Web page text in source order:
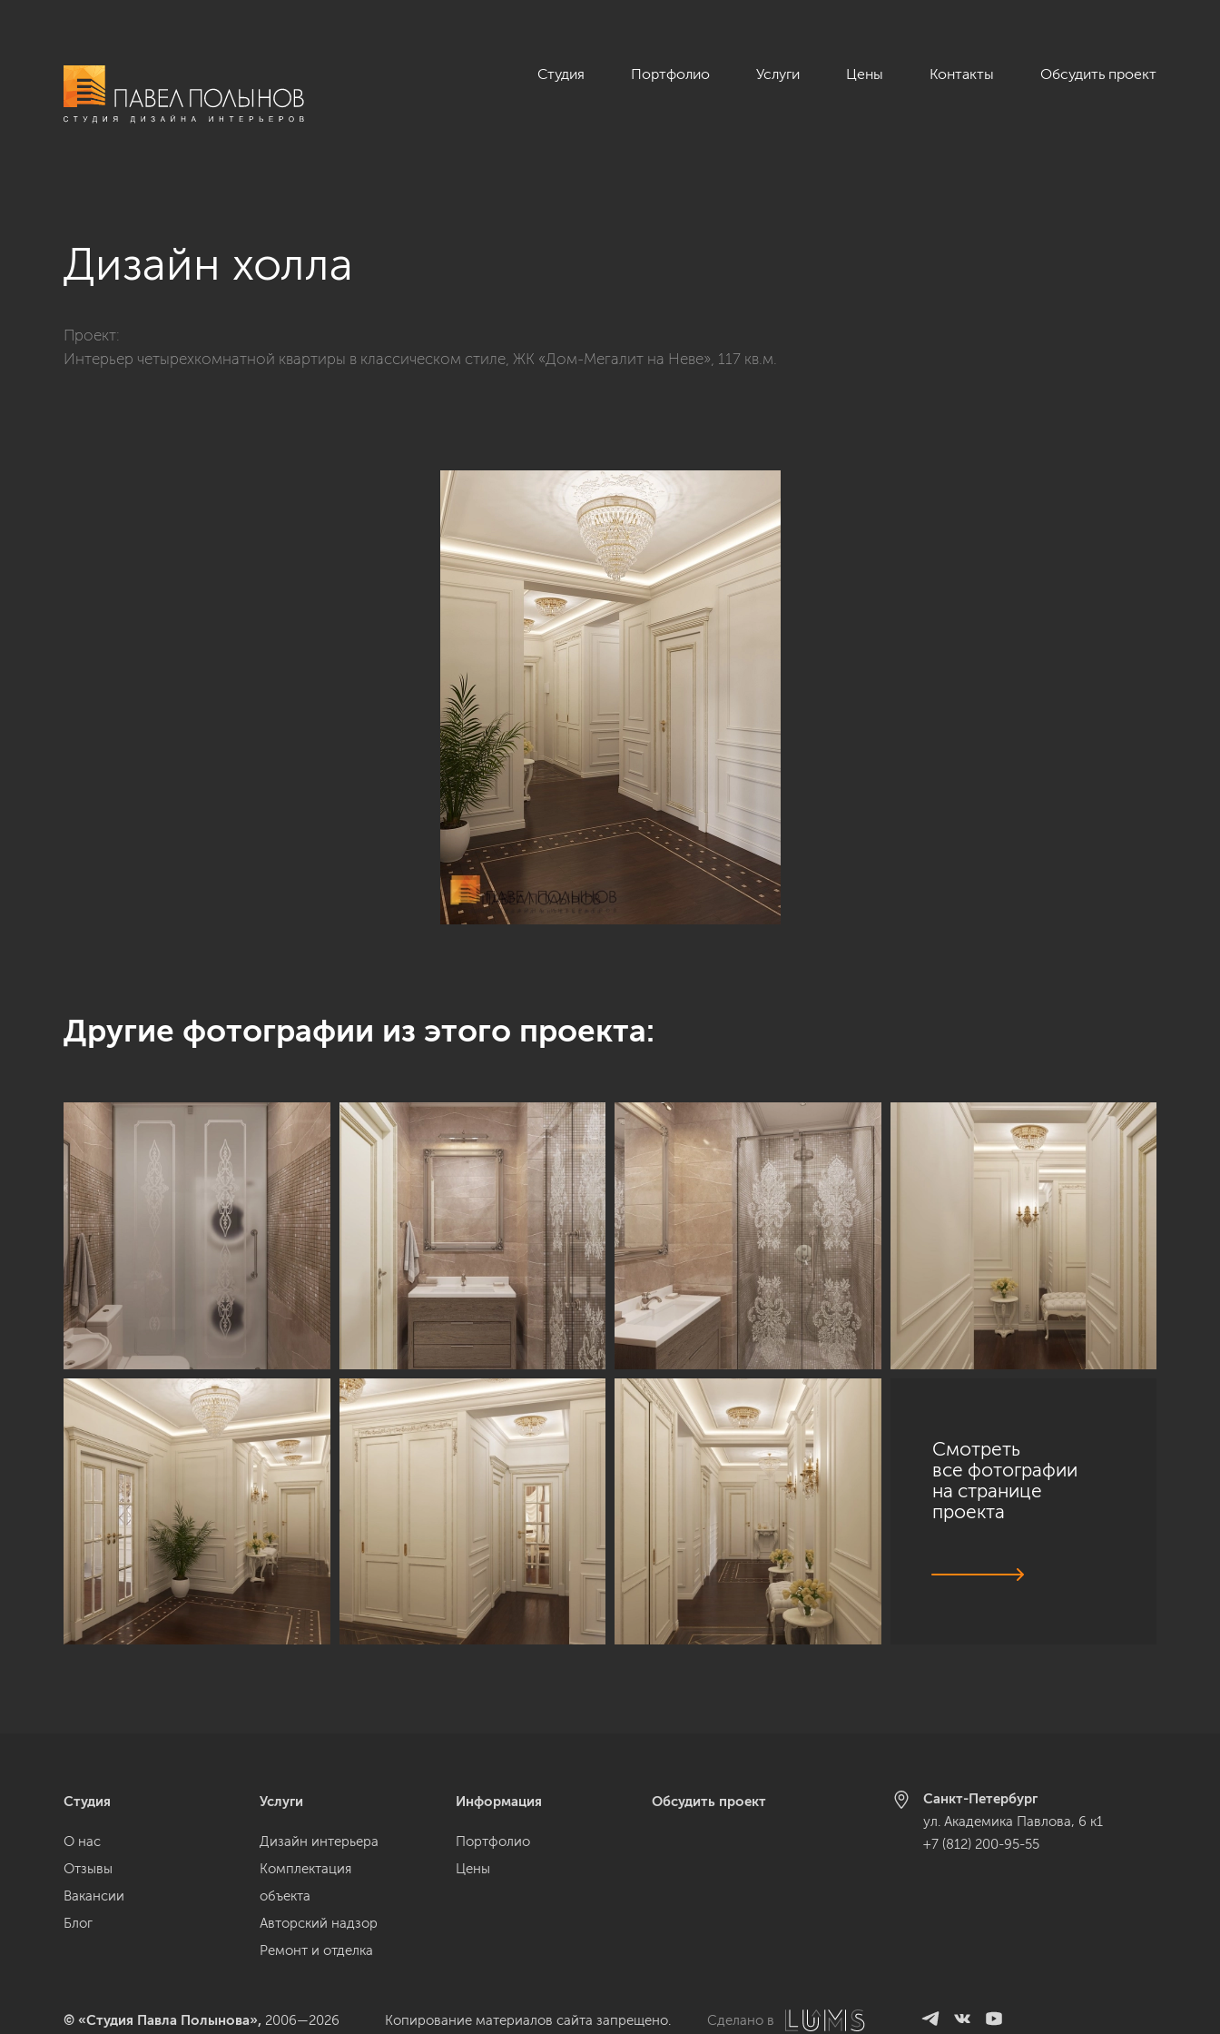
Студия Портфолио Услуги Цены Контакты Обсудить проект
Дизайн холла
Проект:
Интерьер четырехкомнатной квартиры в классическом стиле, ЖК «Дом-Мегалит на Неве», 117 кв.м.
Другие фотографии из этого проекта:
Смотреть
все фотографии
на странице
проекта
Студия
О нас
Отзывы
Вакансии
Блог
Услуги
Дизайн интерьера
Комплектация
объекта
Авторский надзор
Ремонт и отделка
Информация
Портфолио
Цены
Обсудить проект
Санкт-Петербург
ул. Академика Павлова, 6 к1
+7 (812) 200-95-55
© «Студия Павла Полынова», 2006—2026 Копирование материалов сайта запрещено. Сделано в